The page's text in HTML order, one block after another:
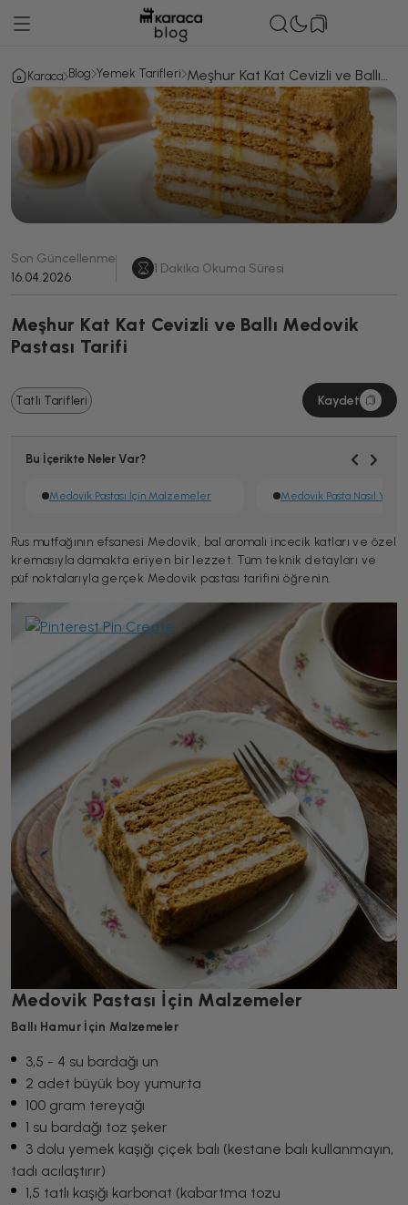
Karaca Blog Yemek Tarifleri Meşhur Kat Kat Cevizli ve Ballı
Medovik Pastası Tarifi
Son Güncellenme
16.04.2026
1 Dakika Okuma Süresi
Meşhur Kat Kat Cevizli ve Ballı Medovik
Pastası Tarifi
Tatlı Tarifleri Kaydet
Bu İçerikte Neler Var?
Medovik Pastası İçin Malzemeler Medovik Pasta Nasıl
Rus mutfağının efsanesi Medovik, bal aromalı incecik katları ve özel
kremasıyla damakta eriyen bir lezzet. Tüm teknik detayları ve
püf noktalarıyla gerçek Medovik pastası tarifini öğrenin.
Medovik Pastası İçin Malzemeler
Ballı Hamur İçin Malzemeler
3,5 - 4 su bardağı un
2 adet büyük boy yumurta
100 gram tereyağı
1 su bardağı toz şeker
3 dolu yemek kaşığı çiçek balı (kestane balı kullanmayın,
tadı acılaştırır)
1,5 tatlı kaşığı karbonat (kabartma tozu